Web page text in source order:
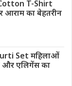
T-Shirt
आराम का बेहतरीन
Set महिलाओं
और एलिगेंस का